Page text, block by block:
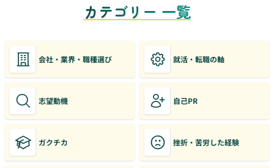
カテゴリー 一覧
会社・業界・職種選び 就活・転職の軸
志望動機 自己PR
ガクチカ 挫折・苦労した経験